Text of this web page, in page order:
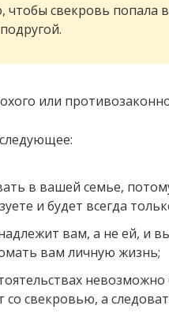
чтобы свекровь попала
или
в вашей семье,
и будет всегда
вам, а не ей, и
вам личную жизнь;
невозможно
свекровью, а